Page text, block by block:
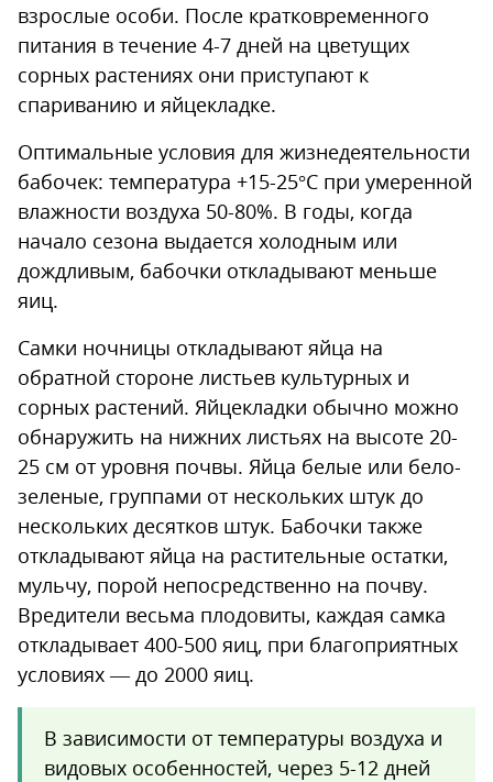
взрослые особи. После кратковременного
питания в течение 4-7 дней на цветущих
сорных растениях они приступают к
спариванию и яйцекладке.
Оптимальные условия для жизнедеятельности
бабочек: температура +15-25°С при умеренной
влажности воздуха 50-80%. В годы, когда
начало сезона выдается холодным или
дождливым, бабочки откладывают меньше
яиц.
Самки ночницы откладывают яйца на
обратной стороне листьев культурных и
сорных растений. Яйцекладки обычно можно
обнаружить на нижних листьях на высоте 20-
25 см от уровня почвы. Яйца белые или бело-
зеленые, группами от нескольких штук до
нескольких десятков штук. Бабочки также
откладывают яйца на растительные остатки,
мульчу, порой непосредственно на почву.
Вредители весьма плодовиты, каждая самка
откладывает 400-500 яиц, при благоприятных
условиях — до 2000 яиц.
В зависимости от температуры воздуха и
видовых особенностей, через 5-12 дней